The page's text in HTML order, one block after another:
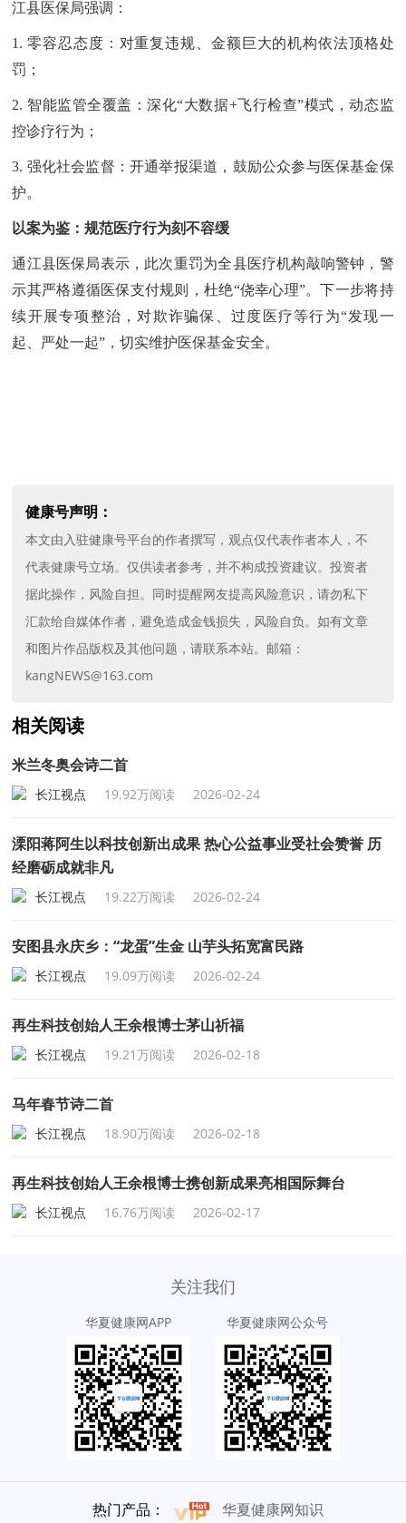
江县医保局强调：
1. 零容忍态度：对重复违规、金额巨大的机构依法顶格处
罚；
2. 智能监管全覆盖：深化“大数据+飞行检查”模式，动态监
控诊疗行为；
3. 强化社会监督：开通举报渠道，鼓励公众参与医保基金保
护。
以案为鉴：规范医疗行为刻不容缓
通江县医保局表示，此次重罚为全县医疗机构敲响警钟，警
示其严格遵循医保支付规则，杜绝“侥幸心理”。下一步将持
续开展专项整治，对欺诈骗保、过度医疗等行为“发现一
起、严处一起”，切实维护医保基金安全。
健康号声明：
本文由入驻健康号平台的作者撰写，观点仅代表作者本人，不
代表健康号立场。仅供读者参考，并不构成投资建议。投资者
据此操作，风险自担。同时提醒网友提高风险意识，请勿私下
汇款给自媒体作者，避免造成金钱损失，风险自负。如有文章
和图片作品版权及其他问题，请联系本站。邮箱：
kangNEWS@163.com
相关阅读
米兰冬奥会诗二首
长江视点 19.92万阅读 2026-02-24
溧阳蒋阿生以科技创新出成果 热心公益事业受社会赞誉 历
经磨砺成就非凡
长江视点 19.22万阅读 2026-02-24
安图县永庆乡：“龙蛋”生金 山芋头拓宽富民路
长江视点 19.09万阅读 2026-02-24
再生科技创始人王余根博士茅山祈福
长江视点 19.21万阅读 2026-02-18
马年春节诗二首
长江视点 18.90万阅读 2026-02-18
再生科技创始人王余根博士携创新成果亮相国际舞台
长江视点 16.76万阅读 2026-02-17
关注我们
华夏健康网APP 华夏健康网公众号
热门产品： 华夏健康网知识